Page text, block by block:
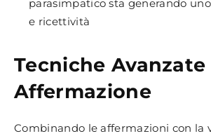
parasimpatico sta generando
e ricettività
Tecniche Avanzate
Affermazione
Combinando le affermazioni con la